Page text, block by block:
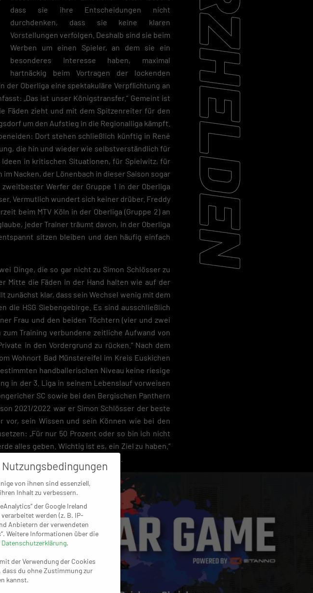
dass sie ihre Entscheidungen nicht
durchdenken, dass sie keine klaren
Vorstellungen verfolgen. Deshalb sind sie beim
Werben um einen Spieler, an dem sie ein
besonderes Interesse haben, maximal
hartnäckig beim Vortragen der lockenden
der Oberliga eine spektakuläre Verpflichtung an
„Das ist unser Königstransfer.“ Gemeint ist
Fäden zieht und mit dem Spitzenreiter für den
um den Aufstieg in die Regionalliga kämpft.
Dort stehen schließlich künftig in René
die hin und wieder wie selbstverständlich für
in kritischen Situationen, für Spielwitz, für
Nacken, der Lönenbach in dieser Saison sogar
Werfer der Gruppe 1 in der Oberliga
Vermutlich wundert sich keiner drüber. Freddy
beim MTV Köln in der Oberliga (Gruppe 2) an
jeder Trainer träumt davon, in der Oberliga
sitzen bleiben und den häufig einfach
Dinge, die so gar nicht zu Simon Schlösser zu
Mitte die Fäden in der Hand halten wie auf der
zunächst klar, dass sein Wechsel wenig mit dem
die HSG Siebengebirge. Es sind ausschließlich
Frau und den beiden Töchtern (vier und zwei
Training verbundene zeitliche Aufwand von
in den Vordergrund zu rücken.“ Nach dem
Wohnort Bad Münstereifel im Kreis Euskichen
handballerischen Niveau keine riesige
in der 3. Liga in seinem Lebenslauf vorweisen
SC sowie bei den Bergischen Panthern
2021/2022 war er Simon Schlösser der beste
vor, sein Wissen und sein Können wie bei den
„Für nur 50 Prozent oder so bin ich nicht
alles geben. Wichtig ist es, ein Ziel zu haben.“
das in Palmersheim der Fall ist.
von ihnen sind essenziell,
Inhalt zu verbessern.
der Google Ireland
werden (z. B. IP-
Anbietern der verwendeten
Weitere Informationen über die
Datenschutzerklärung.
der Verwendung der Cookies
du ohne Zustimmung zur
kannst.